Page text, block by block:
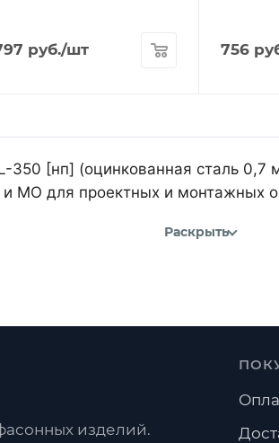
руб./шт 756
350 [нп] (оцинкованная сталь
МО для проектных и монтажных
Раскрыть
изделий.